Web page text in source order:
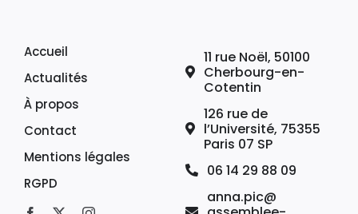
Accueil
Actualités
À propos
Contact
Mentions légales
RGPD
11 rue Noël, 50100
Cherbourg-en-
Cotentin
126 rue de
l’Université, 75355
Paris 07 SP
06 14 29 88 09
anna.pic@